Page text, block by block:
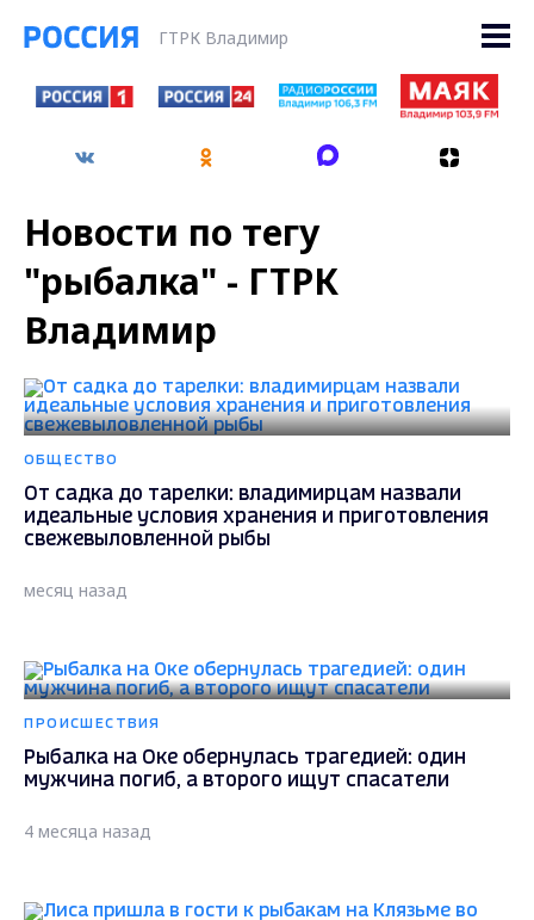
ГТРК Владимир
Новости по тегу
"рыбалка" - ГТРК
Владимир
ОБЩЕСТВО
От садка до тарелки: владимирцам назвали
идеальные условия хранения и приготовления
свежевыловленной рыбы
месяц назад
Рыбалка на Оке обернулась трагедией: один
мужчина погиб, а второго ищут спасатели
4 месяца назад
ОБЩЕСТВО